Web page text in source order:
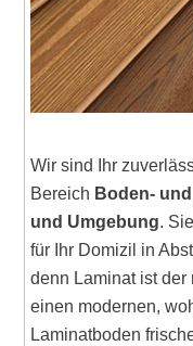
Wir sind Ihr
Bereich Boden-
und Umgebung.
für Ihr Domizil in
denn Laminat ist
einen modernen,
Laminatboden